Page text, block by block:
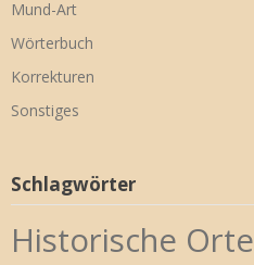
Mund-Art
Wörterbuch
Korrekturen
Sonstiges
Schlagwörter
Historische Orte